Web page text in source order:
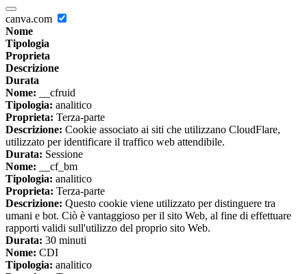
canva.com
Nome
Tipologia
Proprieta
Descrizione
Durata
Nome: __cfruid
Tipologia: analitico
Proprieta: Terza-parte
Descrizione: Cookie associato ai siti che utilizzano CloudFlare,
utilizzato per identificare il traffico web attendibile.
Durata: Sessione
Nome: __cf_bm
Tipologia: analitico
Proprieta: Terza-parte
Descrizione: Questo cookie viene utilizzato per distinguere tra
umani e bot. Ciò è vantaggioso per il sito Web, al fine di effettuare
rapporti validi sull'utilizzo del proprio sito Web.
Durata: 30 minuti
Nome: CDI
Tipologia: analitico